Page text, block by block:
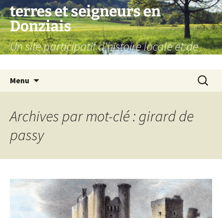
Aller
au
contenu
terres et seigneurs en
Donziais
Un site participatif d'histoire locale et de
Menu
Archives par mot-clé : girard de
passy